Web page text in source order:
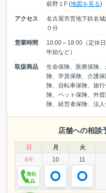
萩野１F (地図を見る)
アクセス
名古屋市営地下鉄名
０分
営業時間
10:00～18:00（定休
年始など）
取扱商品
生命保険、医療保険
険、学資保険、介護
険、自転車保険、旅
険、ペット保険、外
険、経営者保険、法
店舗への相談
日 月 火
8/9
10 11